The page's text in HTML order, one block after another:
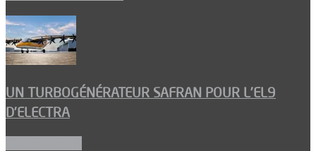
UN TURBOGÉNÉRATEUR SAFRAN POUR L’EL9
D’ELECTRA